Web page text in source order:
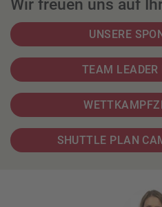
Wir freuen uns auf
UNSERE
TEAM
SHUTTLE PLAN